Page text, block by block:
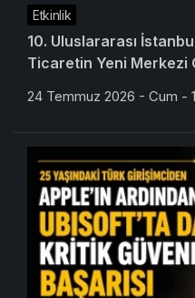
Etkinlik
10. Uluslararası
Ticaretin Yeni Merkezi
24 Temmuz 2026 - Cum -